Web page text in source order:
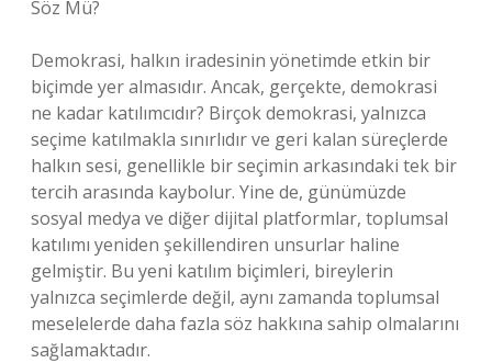
Söz Mü?
Demokrasi, halkın iradesinin yönetimde etkin bir
biçimde yer almasıdır. Ancak, gerçekte, demokrasi
ne kadar katılımcıdır? Birçok demokrasi, yalnızca
seçime katılmakla sınırlıdır ve geri kalan süreçlerde
halkın sesi, genellikle bir seçimin arkasındaki tek bir
tercih arasında kaybolur. Yine de, günümüzde
sosyal medya ve diğer dijital platformlar, toplumsal
katılımı yeniden şekillendiren unsurlar haline
gelmiştir. Bu yeni katılım biçimleri, bireylerin
yalnızca seçimlerde değil, aynı zamanda toplumsal
meselelerde daha fazla söz hakkına sahip olmalarını
sağlamaktadır.